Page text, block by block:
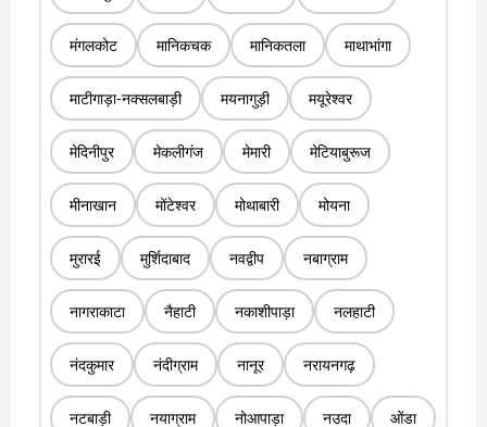
मंगलकोट मानिकचक मानिकतला माथाभांगा
माटीगाड़ा-नक्सलबाड़ी मयनागुड़ी मयूरेश्वर
मेदिनीपुर मेकलीगंज मेमारी मेटियाबुरूज
मीनाखान मोंटेश्वर मोथाबारी मोयना
मुरारई मुर्शिदाबाद नवद्वीप नबाग्राम
नागराकाटा नैहाटी नकाशीपाड़ा नलहाटी
नंदकुमार नंदीग्राम नानूर नरायनगढ़
नटबाड़ी नयाग्राम नोआपाड़ा नउदा ओंडा